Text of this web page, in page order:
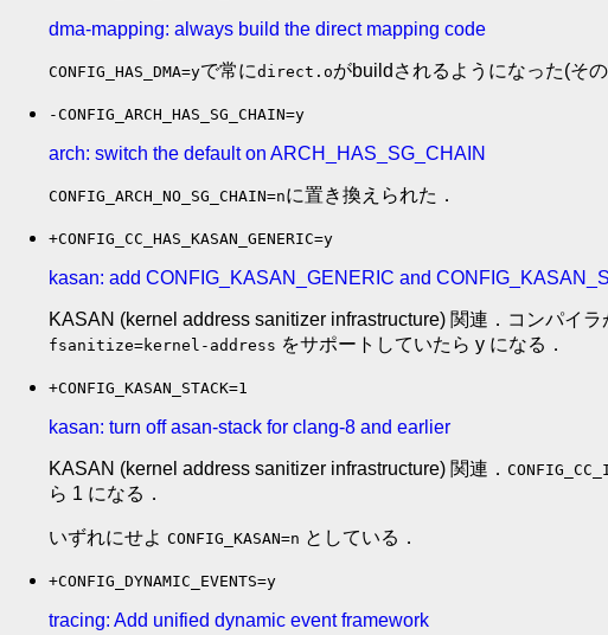
dma-mapping: always build the direct mapping code
CONFIG_HAS_DMA=yで常にdirect.oがbuildされるようになった(その
-CONFIG_ARCH_HAS_SG_CHAIN=y
arch: switch the default on ARCH_HAS_SG_CHAIN
CONFIG_ARCH_NO_SG_CHAIN=nに置き換えられた．
+CONFIG_CC_HAS_KASAN_GENERIC=y
kasan: add CONFIG_KASAN_GENERIC and
KASAN (kernel address sanitizer infrastructure) 関連．コンパイラ
fsanitize=kernel-address をサポートしていたら y になる．
+CONFIG_KASAN_STACK=1
kasan: turn off asan-stack for clang-8 and earlier
KASAN (kernel address sanitizer infrastructure) 関連．
ら 1 になる．
いずれにせよ CONFIG_KASAN=n としている．
+CONFIG_DYNAMIC_EVENTS=y
tracing: Add unified dynamic event framework